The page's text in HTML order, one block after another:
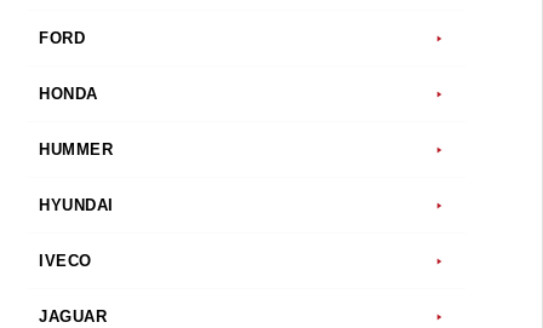
FORD
HONDA
HUMMER
HYUNDAI
IVECO
JAGUAR